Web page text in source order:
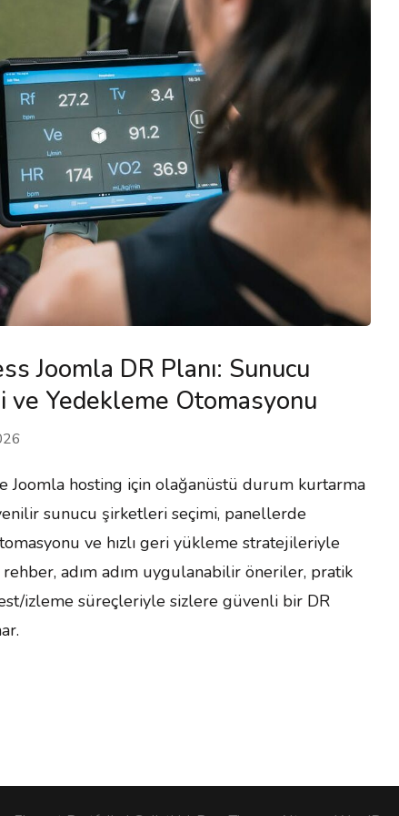
Joomla DR Planı: Sunucu
Yedekleme Otomasyonu
Joomla hosting için olağanüstü durum kurtarma
sunucu şirketleri seçimi, panellerde
ve hızlı geri yükleme stratejileriyle
adım adım uygulanabilir öneriler, pratik
izleme süreçleriyle sizlere güvenli bir DR